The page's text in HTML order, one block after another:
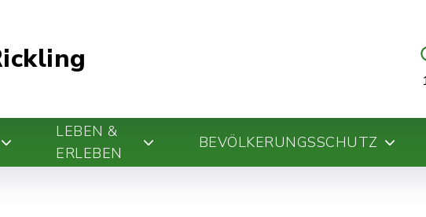
LEBEN &
ERLEBEN
BEVÖLKERUNGSSCHUTZ